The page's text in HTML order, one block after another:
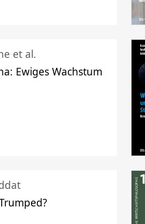
et al.
Ewiges Wachstum